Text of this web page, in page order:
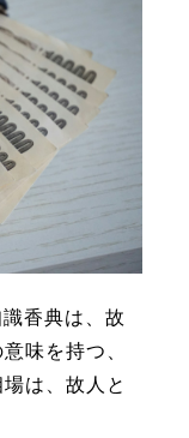
香典は、故
味を持つ、
は、故人と
形式によっ